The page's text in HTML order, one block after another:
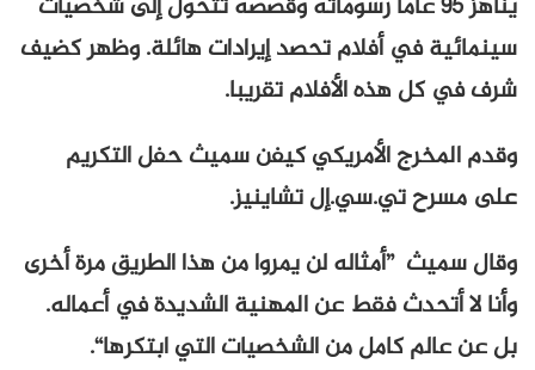
يناهز 95 عاما رسوماته وقصصه تتحول إلى شخصيات
سينمائية في أفلام تحصد إيرادات هائلة. وظهر كضيف
شرف في كل هذه الأفلام تقريبا.
وقدم المخرج الأمريكي كيفن سميث حفل التكريم
على مسرح تي.سي.إل تشاينيز.
وقال سميث ”أمثاله لن يمروا من هذا الطريق مرة أخرى
وأنا لا أتحدث فقط عن المهنية الشديدة في أعماله.
بل عن عالم كامل من الشخصيات التي ابتكرها“.